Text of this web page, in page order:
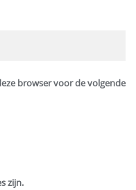
browser voor de volgende
zijn.